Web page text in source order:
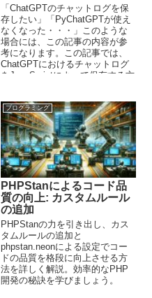
「ChatGPTのチャットログを保
存したい」「PyChatGPTが使え
なくなった・・・」このような
場合には、この記事の内容が参
考になります。この記事では、
ChatGPTにおけるチャットログ
をJavaScriptによって保存する方
プログラミング
PHPStanによるコード品
質の向上: カスタムルール
の追加
PHPStanの力を引き出し、カス
タムルールの追加と
phpstan.neonによる設定でコー
ドの品質を格段に向上させる方
法を詳しく解説。効率的なPHP
開発の秘訣を学びましょう。